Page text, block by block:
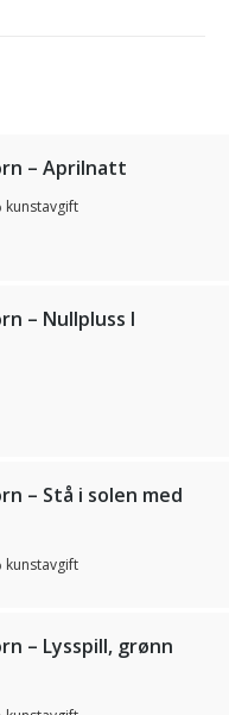
– Aprilnatt
kunstavgift
– Nullpluss I
– Stå i solen med
kunstavgift
– Lysspill, grønn